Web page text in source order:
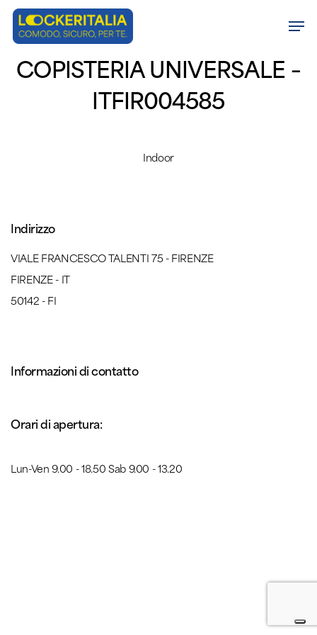
Skip
content
COPISTERIA UNIVERSALE –
ITFIR004585
Indoor
Indirizzo
VIALE FRANCESCO TALENTI 75 - FIRENZE
FIRENZE - IT
50142 - FI
Informazioni di contatto
Orari di apertura:
Lun-Ven 9.00 - 18.50 Sab 9.00 - 13.20
Menu